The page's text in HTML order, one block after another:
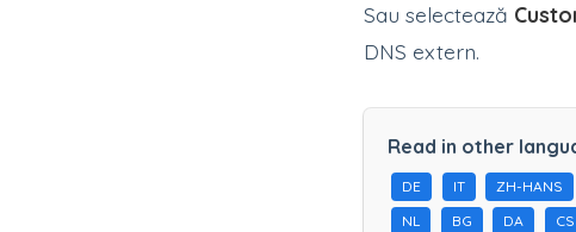
Sau selectează
DNS extern.
Read in other
DE IT ZH-HANS
NL
BG DA CS